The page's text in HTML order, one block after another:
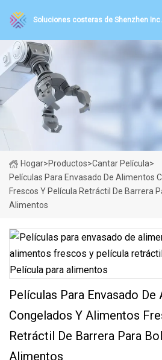
Soluciones costeras de Shenzhen Inc.
Hogar>Productos>Cantar Película>
Películas Para Envasado De Alimentos
Frescos Y Película Retráctil De Barrera
Alimentos
Películas Para Envasado De
Congelados Y Alimentos
Retráctil De Barrera Para
Alimentos